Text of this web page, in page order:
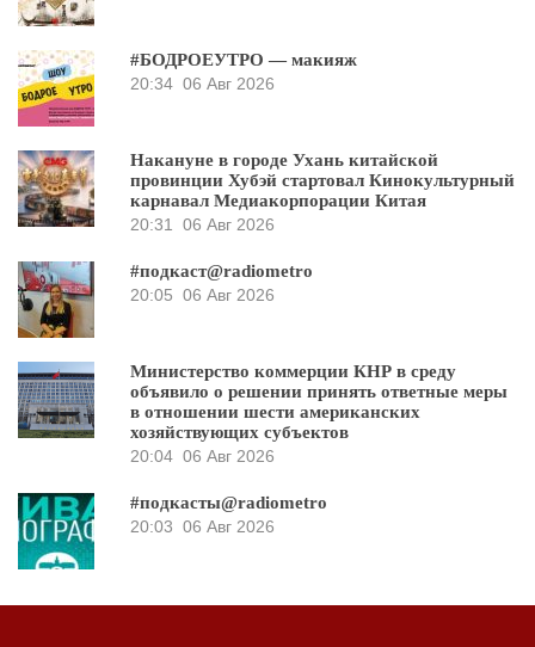
#БОДРОЕУТРО — макияж
20:34 06 Авг 2026
Накануне в городе Ухань китайской
провинции Хубэй стартовал Кинокультурный
карнавал Медиакорпорации Китая
20:31
06 Авг 2026
#подкаст@radiometro
20:05 06 Авг 2026
Министерство коммерции КНР в среду
объявило о решении принять ответные меры
в отношении шести американских
хозяйствующих субъектов
20:04 06 Авг 2026
#подкасты@radiometro
20:03 06 Авг 2026